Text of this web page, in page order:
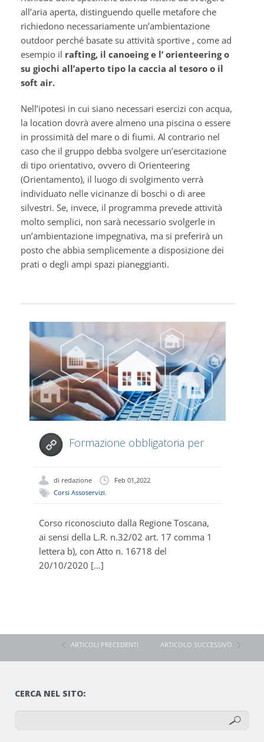
all’aria aperta, distinguendo quelle metafore che
richiedono necessariamente un’ambientazione
outdoor perché basate su attività sportive , come ad
esempio il rafting, il canoeing e l’ orienteering o
su giochi all’aperto tipo la caccia al tesoro o il
soft air.
Nell’ipotesi in cui siano necessari esercizi con acqua,
la location dovrà avere almeno una piscina o essere
in prossimità del mare o di fiumi. Al contrario nel
caso che il gruppo debba svolgere un’esercitazione
di tipo orientativo, ovvero di Orienteering
(Orientamento), il luogo di svolgimento verrà
individuato nelle vicinanze di boschi o di aree
silvestri. Se, invece, il programma prevede attività
molto semplici, non sarà necessario svolgerle in
un’ambientazione impegnativa, ma si preferirà un
posto che abbia semplicemente a disposizione dei
prati o degli ampi spazi pianeggianti.
Formazione obbligatoria per
AGENTE...
di redazione
Feb 01,2022
Corsi Assoservizi
Corso riconosciuto dalla Regione Toscana,
ai sensi della L.R. n.32/02 art. 17 comma 1
lettera b), con Atto n. 16718 del
20/10/2020 […]
ARTICOLI PRECEDENTI ARTICOLO SUCCESSIVO
CERCA NEL SITO: